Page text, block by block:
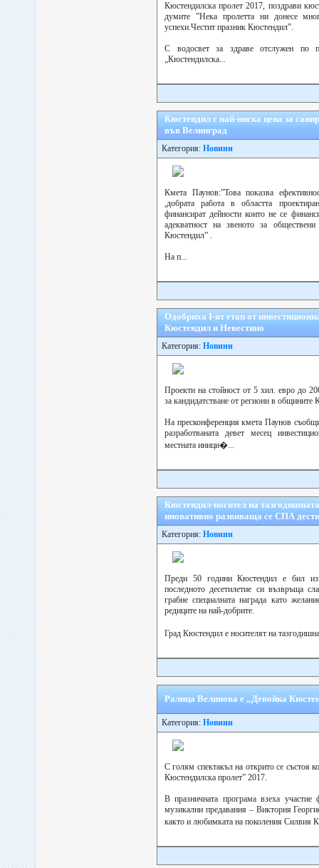
Кюстендилска пролет 2017, поздрави
думите ”Нека пролетта ни донесе
успехи.Честит празник Кюстендил”.
С водосвет за здраве отслужен по
„Кюстендилска...
Кюстендил с най-ниска цена за
във Велинград
Категория: Новини
Кмета Паунов:”Това показва
,добрата работа в областта
финансират дейности които не се
адекватност на звеното за
Кюстендил” .
На п...
Одобриха І-ят етап от
Кюстендил и Невестино
Категория: Новини
Проекти на стойност от 5 хил. евро до
за кандидатстване от региони в
На пресконференция кмета Паунов
разработваната девет месец
местната иници�...
Кюстендил-носител на
иновативно развиваща се СПА
Категория: Новини
Преди 50 години Кюстендил е бил
последното десетилетие си възвръща
грабне специалната награда като
редиците на най-добрите.
Град Кюстендил е носителят на
Ралица Велинова е „Девойка
Категория: Новини
С голям спектакъл на открито се състоя
Кюстендилска пролет” 2017.
В празничната програма взеха участие
музикални предавания – Виктория
както и любимката на поколения Силвия